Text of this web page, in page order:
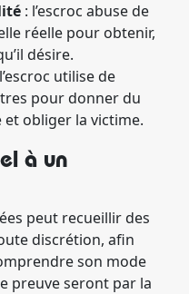
: l’escroc abuse de
réelle pour obtenir,
désire.
utilise de
pour donner du
obliger la victime.
à un
peut recueillir des
discrétion, afin
son mode
preuve seront par la